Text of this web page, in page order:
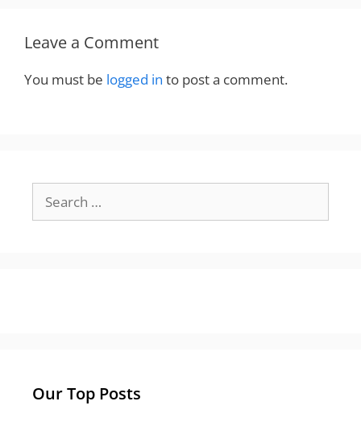
Leave a Comment
You must be logged in to post a comment.
for:
Our Top Posts